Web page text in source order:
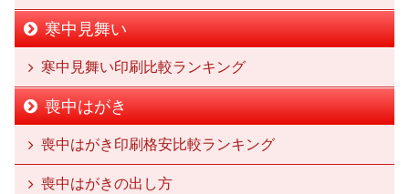
寒中見舞い
寒中見舞い印刷比較ランキング
喪中はがき
喪中はがき印刷格安比較ランキング
喪中はがきの出し方